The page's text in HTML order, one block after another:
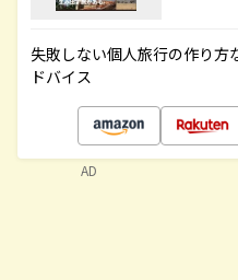
失敗しない個人旅行の作り方
ドバイス
AD